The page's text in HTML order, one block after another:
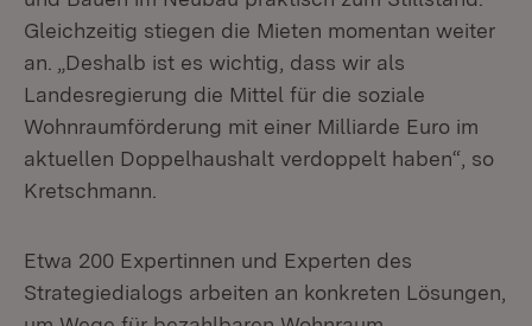
Gleichzeitig stiegen die Mieten momentan weiter
an. „Deshalb ist es wichtig, dass wir als
Landesregierung die Mittel für die soziale
Wohnraumförderung mit einer Milliarde Euro im
aktuellen Doppelhaushalt verdoppelt haben“, so
Kretschmann.
Etwa 200 Expertinnen und Experten des
Strategiedialogs arbeiten an konkreten Lösungen,